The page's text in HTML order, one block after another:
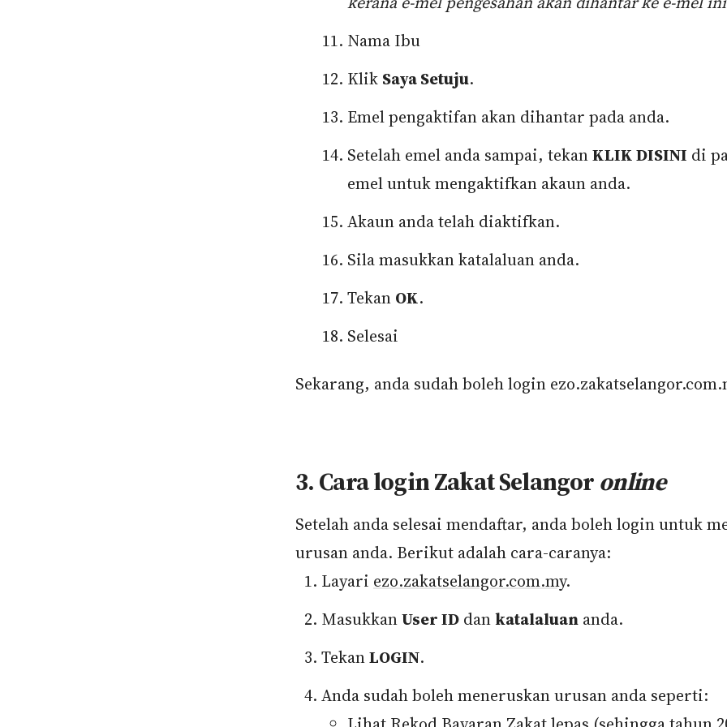
Nama Ibu
Klik Saya Setuju.
Emel pengaktifan akan dihantar pada anda.
Setelah emel anda sampai, tekanKLIK DISINI di
emel untuk mengaktifkan akaun anda.
Akaun anda telah diaktifkan.
Sila masukkan katalaluan anda.
Tekan OK.
Selesai
Sekarang, anda sudah boleh login
3. Cara login Zakat Selangoronline
Setelah anda selesai mendaftar, anda boleh login untuk
urusan anda. Berikut adalah cara-caranya:
Layari ezo.zakatselangor.com.my.
MasukkanUser ID dankatalaluan anda.
TekanLOGIN.
Anda sudah boleh meneruskan urusan anda seperti: